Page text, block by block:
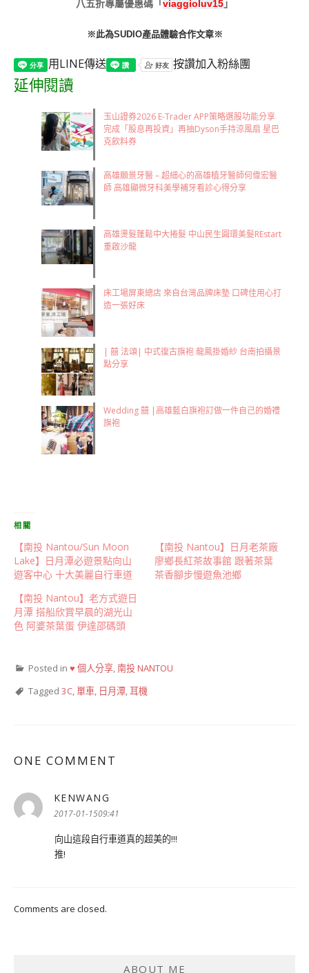
八五折專屬優惠碼「viaggioluv15 」
※此為SUDIO產品體驗合作文章※
用LINE傳送 按讚加入粉絲團
延伸閱讀
玉山證券2026 E-Trader APP策略選股功能分享
完成「股息再投資」再抽Dyson手持涼風扇 星巴
克飲料券
高雄願景牙醫 – 超細心的高雄植牙醫師何偉宏醫
師 高雄顯微牙科美學補牙看診心得分享
高雄燙髮蓬鬆中大捲髮 中山民生圓環美髮REstart
重啟沙龍
床工場屏東總店 來自台灣品牌床墊 口碑佳用心打
造一張好床
| 囍 法頌| 中式復古旗袍 龍鳳掛婚紗 台南拍攝景
點分享
Wedding 囍 |高雄藍白旗袍訂做一件自己的婚禮
旗袍
相關
【南投 Nantou/Sun Moon
Lake】日月潭必遊景點向山
遊客中心 十大美麗自行車道
【南投 Nantou】日月老茶廠
廖鄉長紅茶故事館 跟著茶葉
茶香腳步慢遊魚池鄉
【南投 Nantou】老方式遊日
月潭 搭船欣賞早晨的湖光山
色 阿婆茶葉蛋 伊達邵碼頭
Posted in ♥ 個人分享,南投 NANTOU
Tagged 3C,單車, 日月潭,耳機
ONE COMMENT
KENWANG
示:
2017-01-1509:41
向山這段自行車道真的超美的!!!
推!
Comments are closed.
ABOUT ME